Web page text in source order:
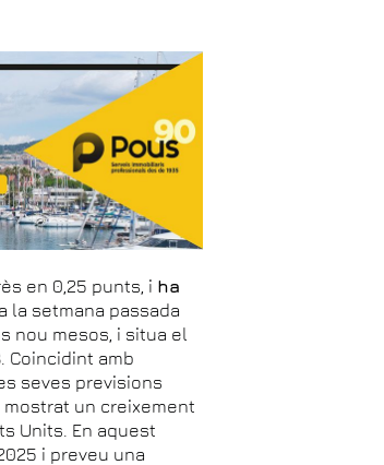
en 0,25 punts, i ha
la setmana passada
nou mesos, i situa el
Coincidint amb
seves previsions
un creixement
Units. En aquest
i preveu una